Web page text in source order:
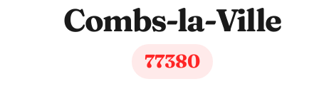
Combs-la-Ville
77380